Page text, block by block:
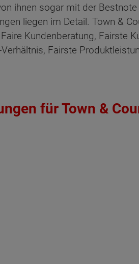
ihnen sogar mit der
liegen im Detail. Town &
Kundenberatung, Fairste
Fairste
für Town &